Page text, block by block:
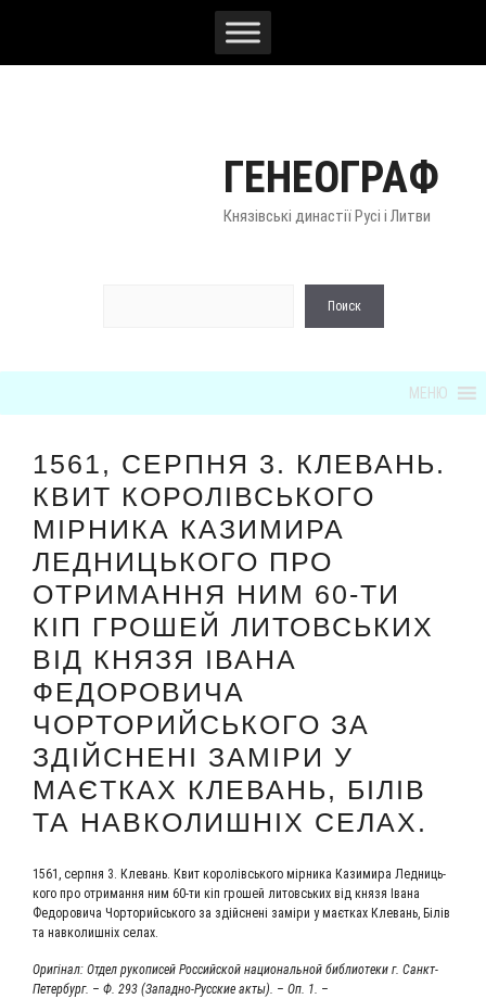
ГЕНЕОГРАФ
Князівські династії Русі і Литви
Поиск
МЕНЮ
1561, СЕРПНЯ 3. КЛЕВАНЬ.
КВИТ КОРОЛІВСЬКОГО
МІРНИКА КАЗИМИРА
ЛЕДНИЦЬКОГО ПРО
ОТРИМАННЯ НИМ 60-ТИ
КІП ГРОШЕЙ ЛИТОВСЬКИХ
ВІД КНЯЗЯ ІВАНА
ФЕДОРОВИЧА
ЧОРТОРИЙСЬКОГО ЗА
ЗДІЙСНЕНІ ЗАМІРИ У
МАЄТКАХ КЛЕВАНЬ, БІЛІВ
ТА НАВКОЛИШНІХ СЕЛАХ.
1561, серп­ня 3. Кле­вань. Квит королівсь­ко­го мір­ни­ка Кази­ми­ра Лед­ни­ць­
ко­го про отри­ман­ня ним 60-ти кіп гро­шей литовсь­ких від кня­зя Іва­на
Федо­ро­ви­ча Чор­то­рийсь­ко­го за здійс­нені заміри у маєт­ках Кле­вань, Білів
та нав­ко­лиш­ніх селах.
Ори­гі­нал: Отдел руко­пи­сей Рос­сий­ской наци­о­наль­ной биб­лио­те­ки г. Санкт-
Петер­бург. – Ф. 293 (Запад­но-Рус­ские акты). – Оп. 1. –